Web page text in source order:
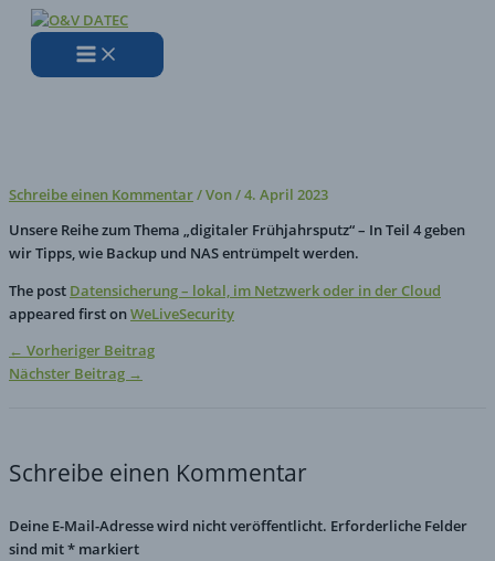
Zum
Inhalt
Schreibe einen Kommentar/ Von/4. April 2023
Unsere Reihe zum Thema „digitaler Frühjahrsputz“ – In Teil 4 geben
wir Tipps, wie Backup und NAS entrümpelt werden.
The post Datensicherung – lokal, im Netzwerk oder in der Cloud
appeared first onWeLiveSecurity
← Vorheriger Beitrag
Nächster Beitrag →
Schreibe einen Kommentar
Deine E-Mail-Adresse wird nicht veröffentlicht. Erforderliche Felder
sind mit* markiert
Hier
eingeben…
Name*
Mail-
Website